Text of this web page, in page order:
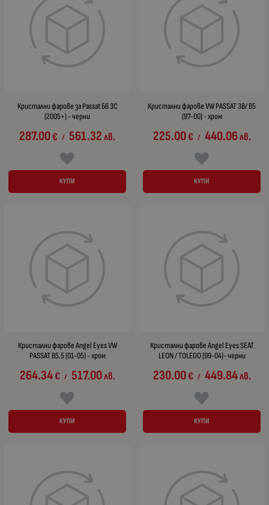
Кристални фарове за Passat Б6 3C
(2005+) - черни
287.00€ / 561.32лв.
КУПИ
Кристални фарове VW PASSAT 3B/ B5
(97-00) - хром
225.00€ / 440.06лв.
КУПИ
Кристални фарове Angel Eyes VW
PASSAT B5.5 (01-05) - хром
264.34€ / 517.00лв.
КУПИ
Кристални фарове Angel Eyes SEAT
LEON / TOLEDO (99-04)- черни
230.00€ / 449.84лв.
КУПИ